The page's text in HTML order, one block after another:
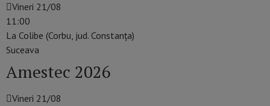
Vineri 21/08
11:00
La Colibe (Corbu, jud. Constanța)
Suceava
Amestec 2026
Vineri 21/08